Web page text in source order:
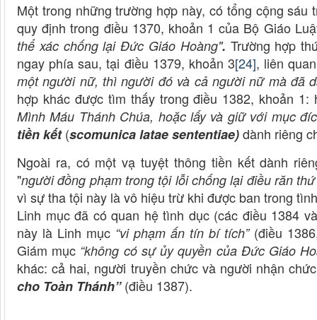
Một trong những trường hợp này, có tổng cộng
quy định trong điều 1370, khoản 1 của Bộ Giáo
thể xác chống lại Đức Giáo Hoàng". Trường hợp
ngay phía sau, tại điều 1379, khoản 3[24], liên
một người nữ, thì người đó và cả người nữ mà đã
hợp khác được tìm thấy trong điều 1382, khoản
Mình Máu Thánh Chúa, hoặc lấy và giữ với mục
tiền kết(scomunicalatae sententiae)dành riêng
Ngoài ra, có một vạ tuyệt thông tiền kết dành
"người đồng phạm trong tội lỗi chống lại điều răn
vì sự tha tội này là vô hiệu trừ khi được ban trong
Linh mục đã có quan hệ tình dục (các điều 1384
này là Linh mục “vi phạm ấn tín bí tích”(điều
Giám mục “không có sự ủy quyền của Đức Giáo
khác: cả hai, người truyền chức và người nhận
cho Toàn Thánh”(điều 1387).